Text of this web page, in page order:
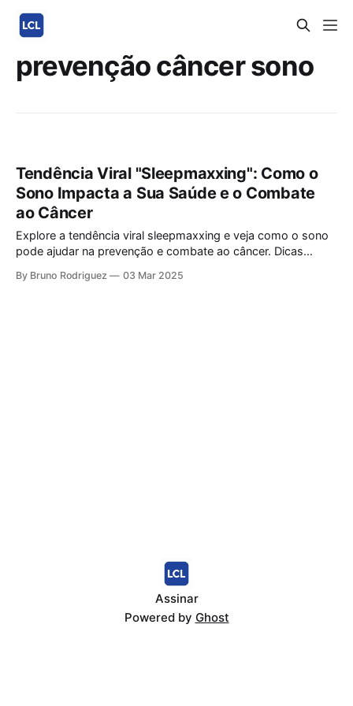
prevenção câncer sono
Tendência Viral "Sleepmaxxing": Como o
Sono Impacta a Sua Saúde e o Combate
ao Câncer
Explore a tendência viral sleepmaxxing e veja como o sono
pode ajudar na prevenção e combate ao câncer. Dicas
“sleepmaxxing” tomou conta do TikTok, com bilhões de
By Bruno Rodriguez 03 Mar 2025
Assinar
Powered by Ghost